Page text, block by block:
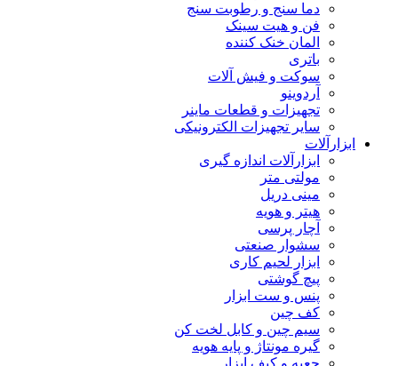
دما سنج و رطوبت سنج
فن و هیت سینک
المان خنک کننده
باتری
سوکت و فیش آلات
آردوینو
تجهیزات و قطعات ماینر
سایر تجهیزات الکترونیکی
ابزارآلات
ابزارآلات اندازه گیری
مولتی متر
مینی دریل
هیتر و هویه
آچار پرسی
سشوار صنعتی
ابزار لحیم کاری
پیچ گوشتی
پنس و ست ابزار
کف چین
سیم چین و کابل لخت کن
گیره مونتاژ و پایه هویه
جعبه و کیف ابزار